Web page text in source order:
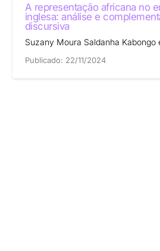
A representação africana no
inglesa: análise e
discursiva
Suzany Moura Saldanha Kabongo
Publicado: 22/11/2024